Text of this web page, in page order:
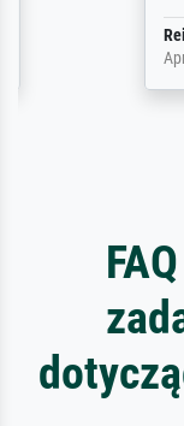
Reinhold,@
April 22,